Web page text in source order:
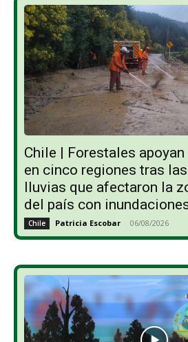
Chile | Forestales
en cinco regiones tras
lluvias que afectaron la
del país con
Chile Patricia Escobar - 06/08/2026